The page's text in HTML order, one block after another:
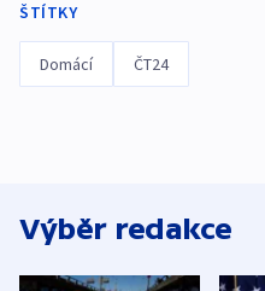
ŠTÍTKY
Domácí ČT24
Výběr redakce